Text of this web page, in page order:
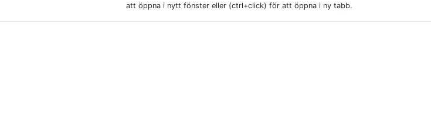
att öppna i nytt fönster eller (ctrl+click) för att öppna i ny tabb.